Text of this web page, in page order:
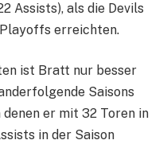
Assists), als die Devils
erreichten.
ist Bratt nur besser
Saisons
er mit 32 Toren in
in der Saison